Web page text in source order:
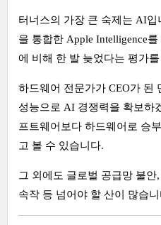
터너스의 가장 큰 숙제는 AI
을 통합한 Apple Intelligence
에 비해 한 발 늦었다는 평가
하드웨어 전문가가 CEO가 된
성능으로 AI 경쟁력을 확보하
프트웨어보다 하드웨어로 승
고 볼 수 있습니다.
그 외에도 글로벌 공급망 불
속작 등 넘어야 할 산이 많습니